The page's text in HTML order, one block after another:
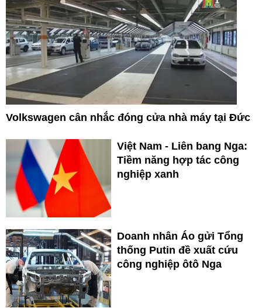
Volkswagen cân nhắc đóng cửa nhà máy tại Đức
Việt Nam - Liên bang Nga:
Tiềm năng hợp tác công
nghiệp xanh
Doanh nhân Áo gửi Tổng
thống Putin đề xuất cứu
công nghiệp ôtô Nga